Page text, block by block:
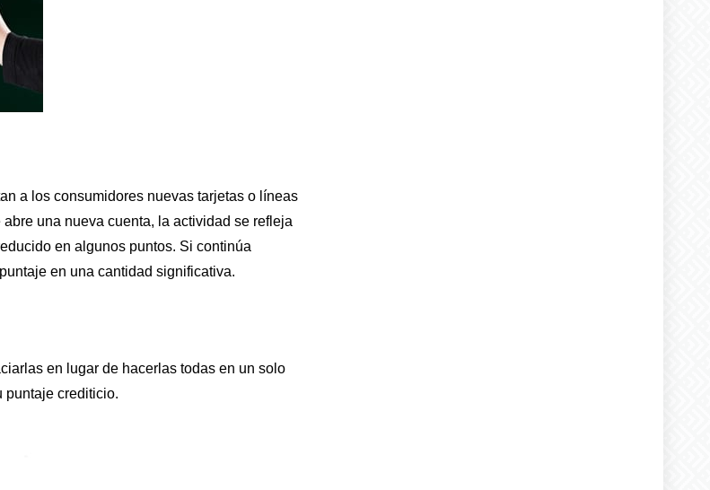
a los consumidores nuevas tarjetas o líneas
una nueva cuenta, la actividad se refleja
en algunos puntos. Si continúa
en una cantidad significativa.
en lugar de hacerlas todas en un solo
puntaje crediticio.